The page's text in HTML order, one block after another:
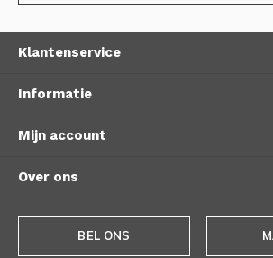
Klantenservice
Informatie
Mijn account
Over ons
BEL ONS